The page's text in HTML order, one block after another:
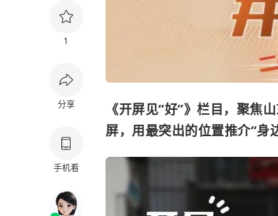
1
分享
手机看
《开屏见“好”》栏目，聚焦
屏，用最突出的位置推介“身